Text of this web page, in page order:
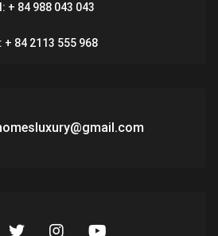
+ 84 988 043 043
+ 84 2113 555 968